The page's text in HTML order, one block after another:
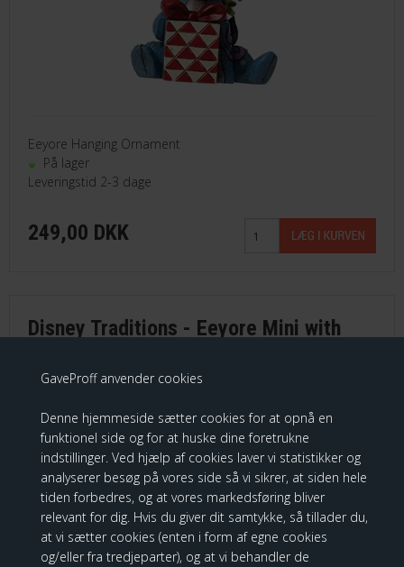
GaveProff anvender cookies
Denne hjemmeside sætter cookies for at opnå en
funktionel side og for at huske dine foretrukne
indstillinger. Ved hjælp af cookies laver vi statistikker og
analyserer besøg på vores side så vi sikrer, at siden hele
tiden forbedres, og at vores markedsføring bliver
relevant for dig. Hvis du giver dit samtykke, så tillader du,
at vi sætter cookies (enten i form af egne cookies
og/eller fra tredjeparter), og at vi behandler de
Eeyore Hanging Ornament
På lager
Leveringstid 2-3 dage
249,00 DKK
Disney Traditions - Eeyore Mini with